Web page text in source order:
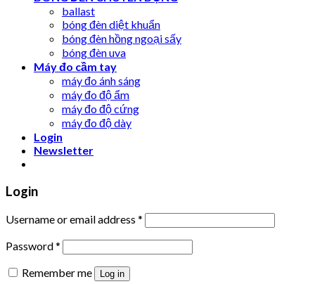
ballast
bóng đèn diệt khuẩn
bóng đèn hồng ngoại sấy
bóng đèn uva
Máy đo cầm tay
máy đo ánh sáng
máy đo độ ẩm
máy đo độ cứng
máy đo độ dày
Login
Newsletter
Login
Username or email address *
Password*
Remember me
Log in